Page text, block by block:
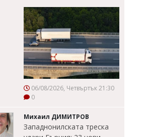
06/08/2026, Четвъртък 21:30
0
Михаил ДИМИТРОВ
Западнонилската треска